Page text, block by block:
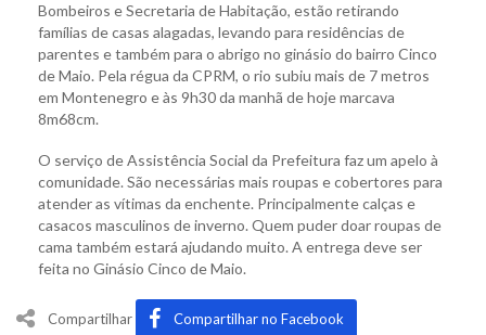
Bombeiros e Secretaria de Habitação, estão retirando
famílias de casas alagadas, levando para residências de
parentes e também para o abrigo no ginásio do bairro Cinco
de Maio. Pela régua da CPRM, o rio subiu mais de 7 metros
em Montenegro e às 9h30 da manhã de hoje marcava
8m68cm.
O serviço de Assistência Social da Prefeitura faz um apelo à
comunidade. São necessárias mais roupas e cobertores para
atender as vítimas da enchente. Principalmente calças e
casacos masculinos de inverno. Quem puder doar roupas de
cama também estará ajudando muito. A entrega deve ser
feita no Ginásio Cinco de Maio.
Compartilhar Compartilhar no Facebook